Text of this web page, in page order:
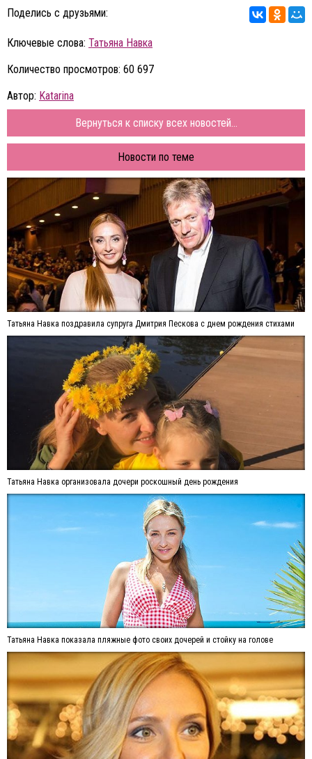
Поделись с друзьями:
Ключевые слова: Татьяна Навка
Количество просмотров: 60 697
Автор: Katarina
Вернуться к списку всех новостей...
Новости по теме
Татьяна Навка поздравила супруга Дмитрия Пескова с днем рождения стихами
Татьяна Навка организовала дочери роскошный день рождения
Татьяна Навка показала пляжные фото своих дочерей и стойку на голове